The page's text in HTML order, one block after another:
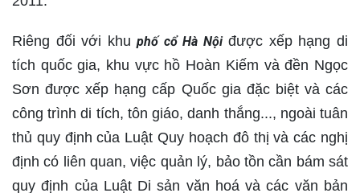
Riêng đối với khuphố cổ Hà Nộiđược xếp hạng di
tích quốc gia, khu vực hồ Hoàn Kiếm và đền Ngọc
Sơn được xếp hạng cấp Quốc gia đặc biệt và các
công trình di tích, tôn giáo, danh thắng..., ngoài tuân
thủ quy định của Luật Quy hoạch đô thị và các nghị
định có liên quan, việc quản lý, bảo tồn cần bám sát
quy định của Luật Di sản văn hoá và các văn bản